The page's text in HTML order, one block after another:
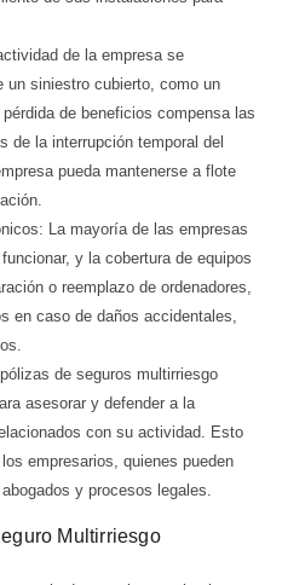
de la empresa se
un siniestro cubierto, como un
de beneficios compensa las
de la interrupción temporal del
pueda mantenerse a flote
La mayoría de las empresas
y la cobertura de equipos
o reemplazo de ordenadores,
en caso de daños accidentales,
de seguros multirriesgo
asesorar y defender a la
con su actividad. Esto
empresarios, quienes pueden
y procesos legales.
Multirriesgo